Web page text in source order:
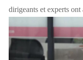
dirigeants et experts ont